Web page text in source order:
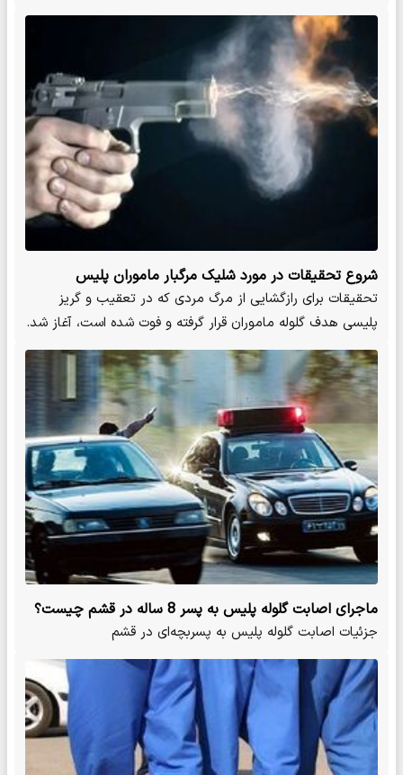
پلیس…
شروع تحقیقات در مورد شلیک مرگبار ماموران پلیس
تحقیقات برای رازگشایی از مرگ مردی که در تعقیب و گریز
پلیسی هدف گلوله ماموران قرار گرفته و فوت شده است، آغاز شد.
ماجرای اصابت گلوله پلیس به پسر 8 ساله در قشم چیست؟
جزئیات اصابت گلوله پلیس به پسربچه‌ای در قشم